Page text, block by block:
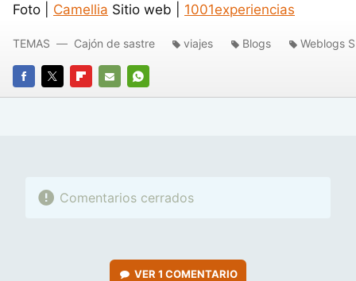
Foto | Camellia Sitio web | 1001experiencias
FACEBOOK
TWITTERFLIPBOARD
E-
WHATSAPP
TEMAS Cajón de sastre viajes Blogs Weblogs
Comentarios cerrados
VER 1 COMENTARIO